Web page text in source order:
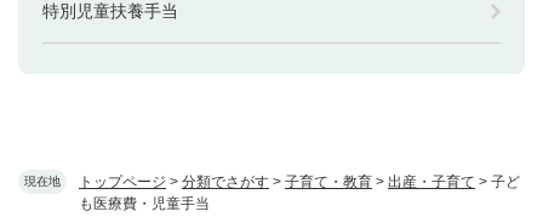
現在地 トップページ > 分類でさがす > 子育て・教育 > 出産・子育て > 子ど
も医療費・児童手当
特別児童扶養手当